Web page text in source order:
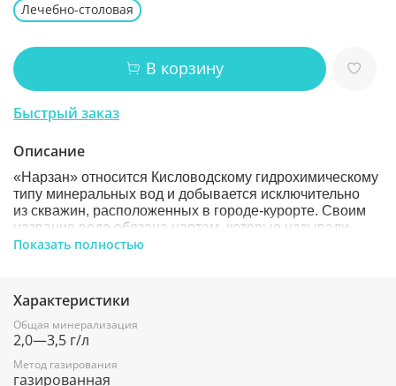
Лечебно-столовая
В корзину
Быстрый заказ
Описание
«Нарзан» относится Кисловодскому гидрохимическому
типу минеральных вод и добывается исключительно
из скважин, расположенных в городе-курорте. Своим
название вода обязана нартам, которые называли
ее «Нарт-санэ», что означает «богатырская вода
и тело.
Полный химический состав насчитывает более 30
минералов, что при относительно невысокой
минерализации – очень редкое явление. В одном литре
воды «Нарзан» столько же кальция, столько в
Показать полностью
Характеристики
Общая минерализация
2,0—3,5 г/л
Метод газирования
газированная